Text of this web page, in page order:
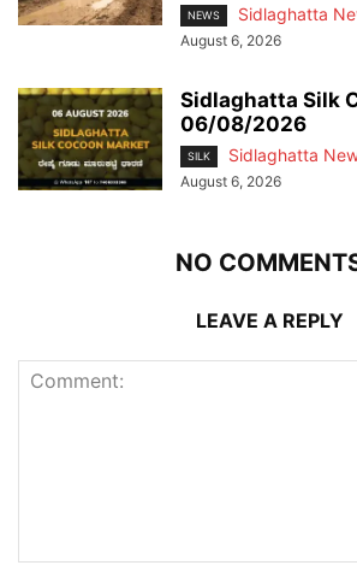
NEWS Sidlaghatta
August 6, 2026
Sidlaghatta Silk
06/08/2026
SILK Sidlaghatta
August 6, 2026
NO
LEAVE A REPLY